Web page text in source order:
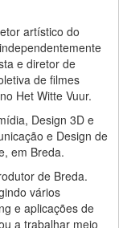
artístico do
e diretor de
de filmes
Het Witte Vuur.
Design 3D e
e Design de
em Breda.
de Breda.
vários
e aplicações de
a trabalhar meio